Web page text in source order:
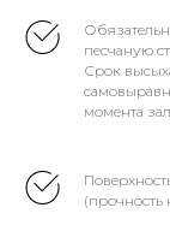
песчаную
Срок
момента
(прочность